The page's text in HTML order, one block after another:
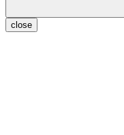
close